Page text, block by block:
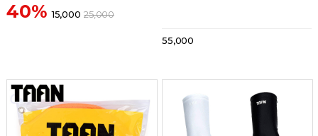
40% 15,000 25,000
55,000